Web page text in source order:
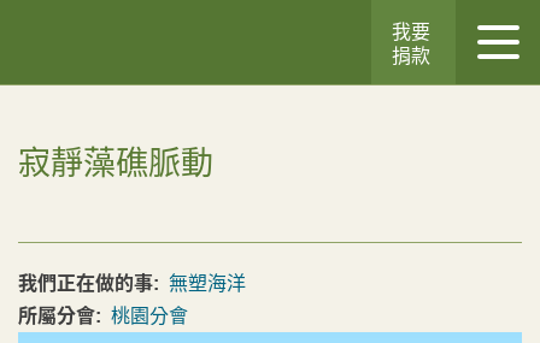
我要
捐款
寂靜藻礁脈動
我們正在做的事: 無塑海洋
所屬分會: 桃園分會